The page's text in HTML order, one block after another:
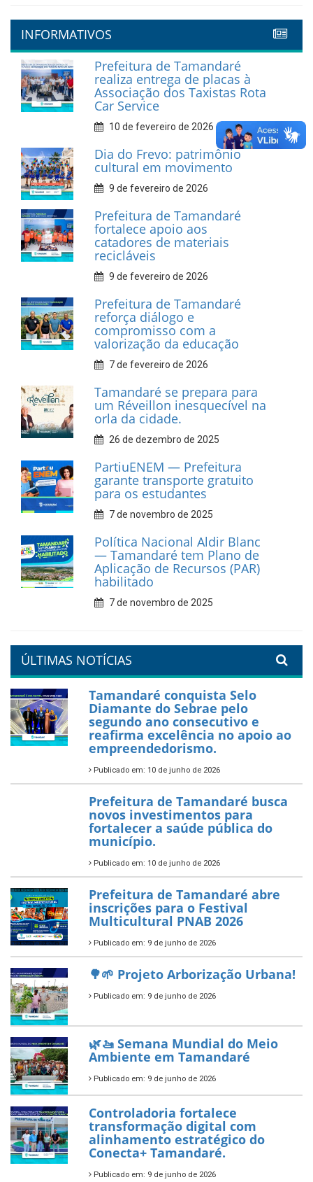
INFORMATIVOS
Prefeitura de Tamandaré
realiza entrega de placas à
Associação dos Taxistas Rota
Car Service
10 de fevereiro de 2026
Dia do Frevo: patrimônio
cultural em movimento
9 de fevereiro de 2026
Prefeitura de Tamandaré
fortalece apoio aos
catadores de materiais
recicláveis
9 de fevereiro de 2026
Prefeitura de Tamandaré
reforça diálogo e
compromisso com a
valorização da educação
7 de fevereiro de 2026
orla da cidade.
PartiuENEM — Prefeitura
garante transporte gratuito
para os estudantes
7 de novembro de 2025
Política Nacional Aldir Blanc
— Tamandaré tem Plano de
Aplicação de Recursos (PAR)
habilitado
7 de novembro de 2025
ÚLTIMAS NOTÍCIAS
Tamandaré conquista Selo
Diamante do Sebrae pelo
segundo ano consecutivo e
reafirma excelência no apoio ao
empreendedorismo.
Publicado em: 10 de junho de 2026
novos investimentos para
fortalecer a saúde pública do
município.
Publicado em: 10 de junho de 2026
Prefeitura de Tamandaré abre
inscrições para o Festival
Multicultural PNAB 2026
Publicado em: 9 de junho de 2026